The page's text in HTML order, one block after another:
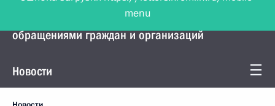
Управление Президента по работе с
обращениями граждан и организаций
Новости
menu